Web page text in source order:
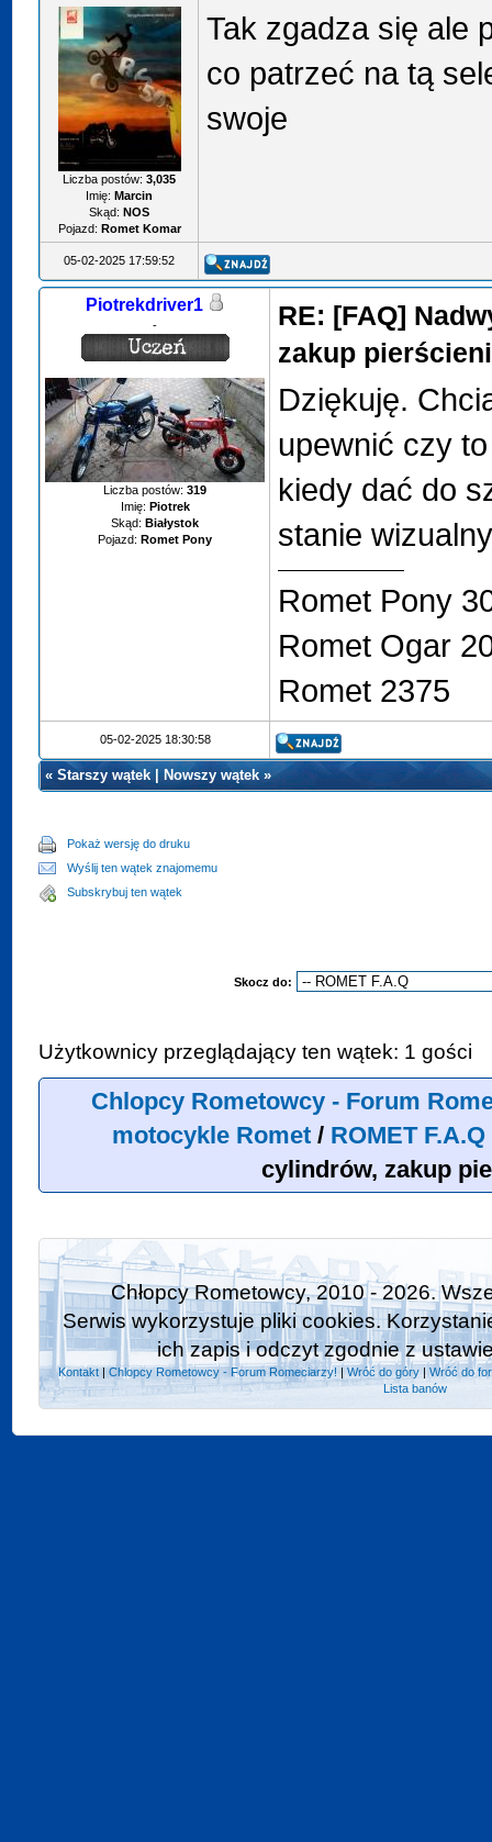
Liczba postów:3,035
Imię: Marcin
Skąd: NOS
Pojazd: Romet Komar
Tak zgadza się ale
co patrzeć na tą
swoje
05-02-2025 17:59:52
Piotrekdriver1
-
Liczba postów:319
Imię: Piotrek
Skąd: Białystok
Pojazd: Romet Pony
RE: [FAQ]
zakup pierścieni
Dziękuję.
upewnić czy
kiedy dać do
stanie
Romet Pony
Romet Ogar
Romet 2375
05-02-2025 18:30:58
«Starszy wątek Nowszy wątek»
Pokaż wersję do druku
Wyślij ten wątek znajomemu
Subskrybuj ten wątek
Skocz do:
Użytkownicy przeglądający ten wątek: 1 gości
Chlopcy Rometowcy - Forum
motocykle Romet/ ROMET F.A.Q
cylindrów, zakup
Chłopcy Rometowcy, 2010 - 2026.
Serwis wykorzystuje pliki cookies.
ich zapis i odczyt zgodnie z
Kontakt| Chlopcy Rometowcy - Forum Romeciarzy! |Wróć do góry| Wróć do
Lista banów